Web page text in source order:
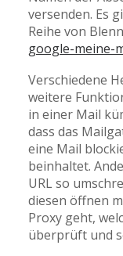
versenden. Es
Reihe von
google-meine-
Verschiedene
weitere
in einer Mail
dass das
eine Mail
beinhaltet.
URL so
diesen öffnen
Proxy geht,
überprüft und